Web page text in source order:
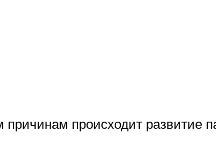
происходит развитие